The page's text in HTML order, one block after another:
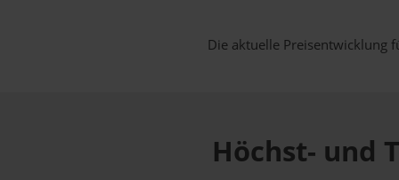
Die aktuelle Preisentwicklung
Höchst- und